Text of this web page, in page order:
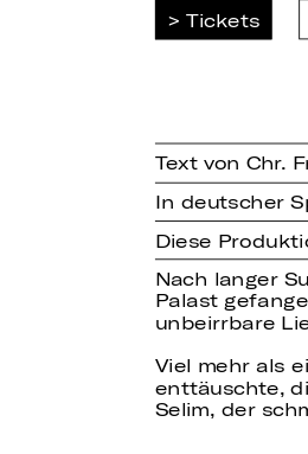
Tickets
Text von Chr.
In deutscher
Diese
Nach langer
Palast
unbeirrbare
Viel mehr als
enttäuschte,
Selim, der